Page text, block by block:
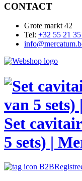
CONTACT
Grote markt 42
Tel: +32 55 21
Set
5 sets) |